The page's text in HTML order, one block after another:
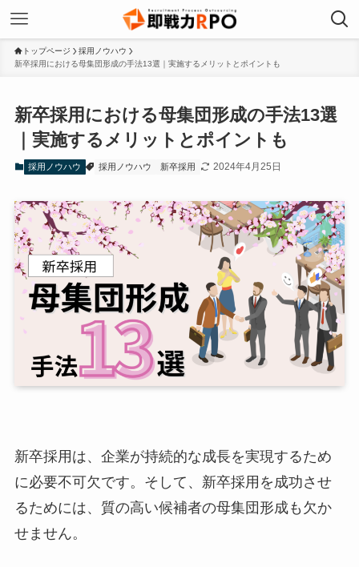
トップページ
採用ノウハウ
新卒採用における母集団形成の手法13選｜実施するメリットとポイントも
新卒採用における母集団形成の手法13選
｜実施するメリットとポイントも
採用ノウハウ 採用ノウハウ 新卒採用 2024年4月25日
新卒採用は、企業が持続的な成長を実現するため
に必要不可欠です。そして、新卒採用を成功させ
るためには、質の高い候補者の母集団形成も欠か
せません。